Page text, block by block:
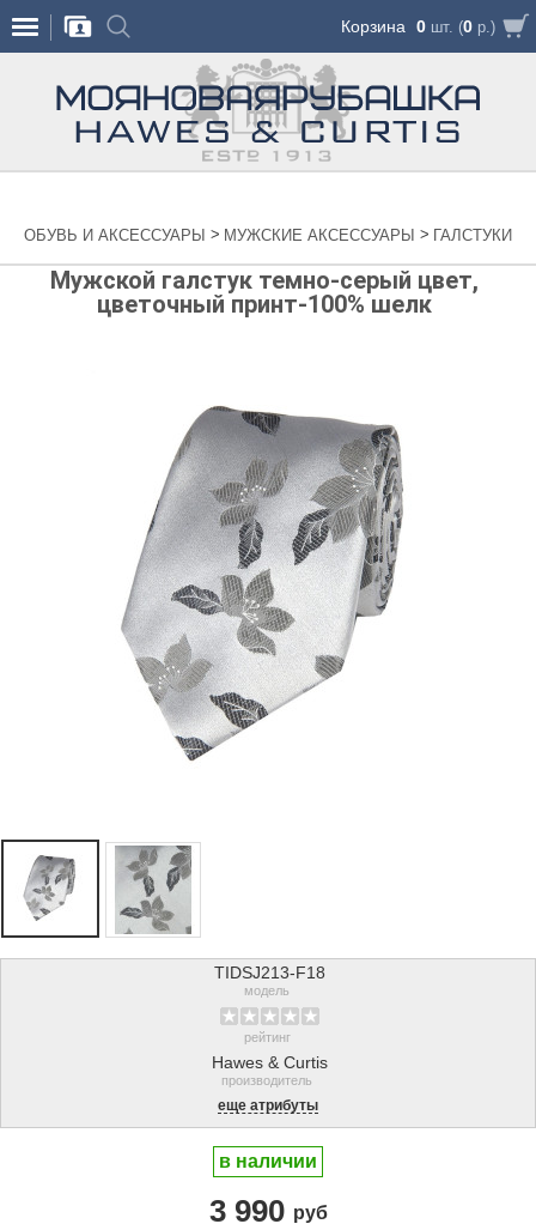
Корзина 0 шт. (0 р.)
ОБУВЬ И АКСЕССУАРЫ > МУЖСКИЕ АКСЕССУАРЫ > ГАЛСТУКИ
Мужской галстук темно-серый цвет,
цветочный принт-100% шелк
TIDSJ213-F18
модель
рейтинг
Hawes & Curtis
производитель
еще атрибуты
в наличии
3 990 руб